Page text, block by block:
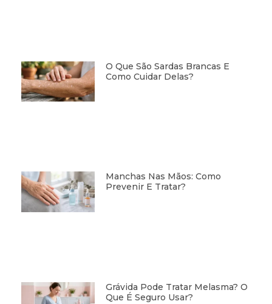
O Que São Sardas Brancas E
Como Cuidar Delas?
Manchas Nas Mãos: Como
Prevenir E Tratar?
Grávida Pode Tratar Melasma? O
Que É Seguro Usar?